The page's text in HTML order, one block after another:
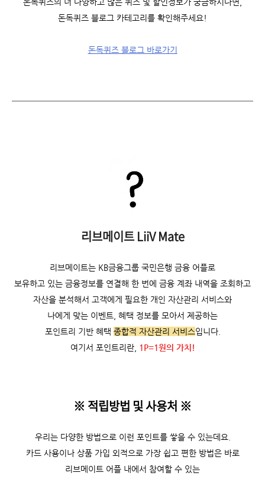
돈독퀴즈 블로그 카테고리를 확인해주세요!
돈독퀴즈 블로그 바로가기
리브메이트 LiiV Mate
리브메이트는 KB금융그룹 국민은행 금융 어플로
보유하고 있는 금융정보를 연결해 한 번에 금융 계좌 내역을 조회하고
자산을 분석해서 고객에게 필요한 개인 자산관리 서비스와
나에게 맞는 이벤트, 혜택 정보를 모아서 제공하는
포인트리 기반 혜택 종합적 자산관리 서비스입니다.
여기서 포인트리란,
1P=1원의 가치!
※ 적립방법 및 사용처 ※
우리는 다양한 방법으로 이런 포인트를 쌓을 수 있는데요.
카드 사용이나 상품 가입 외적으로 가장 쉽고 편한 방법은 바로
리브메이트 어플 내에서 참여할 수 있는